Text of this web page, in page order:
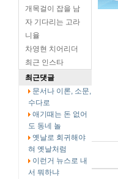
개목걸이 잡을 남
자 기다리는 고라
니율
차영현 치어리더
최근 인스타
최근댓글
문서나 이론, 소문,
수다로
애기때는 돈 없어
도 동네 놀
옛날로 회귀해야
혀 옛날처럼
이런거 뉴스로 내
서 뭐하냐